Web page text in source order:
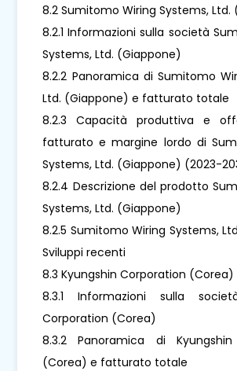
8.2 Sumitomo Wiring Systems, Ltd.
8.2.1 Informazioni sulla società
Systems, Ltd. (Giappone)
8.2.2 Panoramica di Sumitomo
Ltd. (Giappone) e fatturato totale
8.2.3 Capacità produttiva e
fatturato e margine lordo di
Systems, Ltd. (Giappone) (2023-
8.2.4 Descrizione del prodotto
Systems, Ltd. (Giappone)
8.2.5 Sumitomo Wiring Systems,
Sviluppi recenti
8.3 Kyungshin Corporation (Corea)
8.3.1 Informazioni sulla
Corporation (Corea)
8.3.2 Panoramica di
(Corea) e fatturato totale